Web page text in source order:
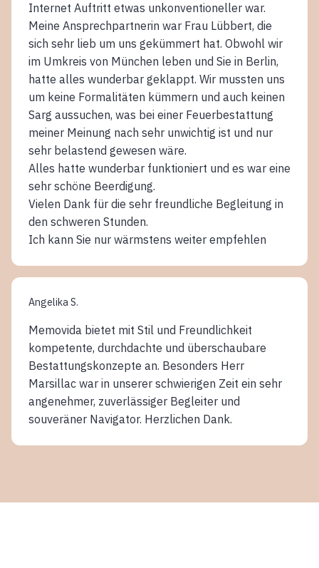
Internet Auftritt etwas unkonventioneller war.
Meine Ansprechpartnerin war Frau Lübbert, die
sich sehr lieb um uns gekümmert hat. Obwohl wir
im Umkreis von München leben und Sie in Berlin,
hatte alles wunderbar geklappt. Wir mussten uns
um keine Formalitäten kümmern und auch keinen
Sarg aussuchen, was bei einer Feuerbestattung
meiner Meinung nach sehr unwichtig ist und nur
sehr belastend gewesen wäre.
Alles hatte wunderbar funktioniert und es war eine
sehr schöne Beerdigung.
Vielen Dank für die sehr freundliche Begleitung in
den schweren Stunden.
Ich kann Sie nur wärmstens weiter empfehlen
Angelika S.
Memovida bietet mit Stil und Freundlichkeit
kompetente, durchdachte und überschaubare
Bestattungskonzepte an. Besonders Herr
Marsillac war in unserer schwierigen Zeit ein sehr
angenehmer, zuverlässiger Begleiter und
souveräner Navigator. Herzlichen Dank.